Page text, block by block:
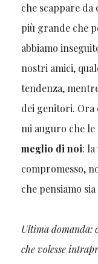
che scappare
più grande che
abbiamo
nostri amici,
tendenza,
dei genitori.
mi auguro che
meglio di noi:
compromesso,
che pensiamo
Ultima domanda:
che volesse